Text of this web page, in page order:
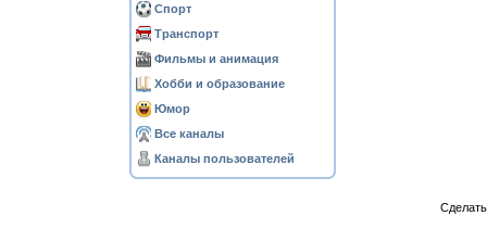
Спорт
Транспорт
Фильмы и анимация
Хобби и образование
Юмор
Все каналы
Каналы пользователей